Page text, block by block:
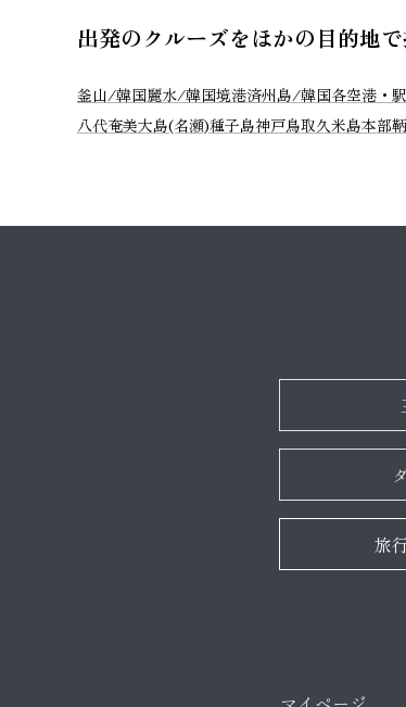
出発のクルーズをほかの目的地
釜山/韓国麗水/韓国境港済州島/韓国各空港・駅
八代奄美大島(名瀬)種子島神戸鳥取久米島本部
旅